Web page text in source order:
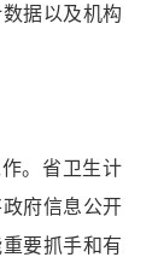
据以及机构
。省卫生计
府信息公开
要抓手和有